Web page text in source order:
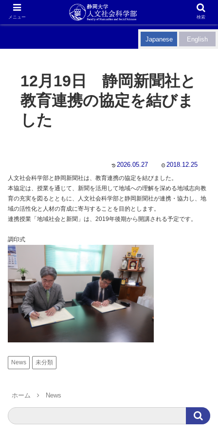
Japanese English
12月19日 静岡新聞社と
教育連携の協定を結びま
した
2026.05.27 2018.12.25
人文社会科学部と静岡新聞社は、教育連携の協定を結びました。
本協定は、授業を通じて、新聞を活用して地域への理解を深める地域志向教
育の充実を図るとともに、人文社会科学部と静岡新聞社が連携・協力し、地
域の活性化と人材の育成に寄与することを目的とします。
連携授業「地域社会と新聞」は、2019年後期から開講される予定です。
調印式
News 未分類
ホーム News
メニュー 検索